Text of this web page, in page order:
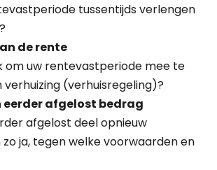
tussentijds verlengen
de rente
om uw rentevastperiode mee te
verhuizing (verhuisregeling)?
eerder afgelost bedrag
afgelost deel opnieuw
ja, tegen welke voorwaarden en